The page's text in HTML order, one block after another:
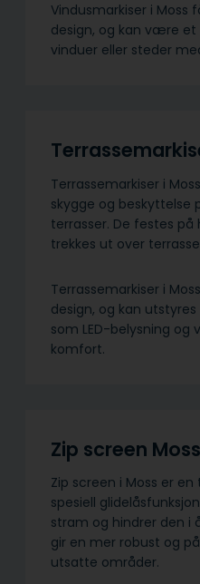
Vindusmarkiser i Moss
design, og kan være
vinduer eller steder
Terrassemarkiser i
skygge og beskyttelse
terrasser. De festes på
trekkes ut over
Terrassemarkiser i
design, og kan
som LED-belysning
komfort.
Zip screen Moss
Zip screen i Moss er
spesiell
stram og hindrer den i
gir en mer robust og
utsatte områder.